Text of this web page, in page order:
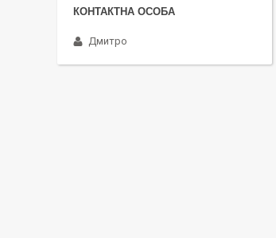
Дмитро